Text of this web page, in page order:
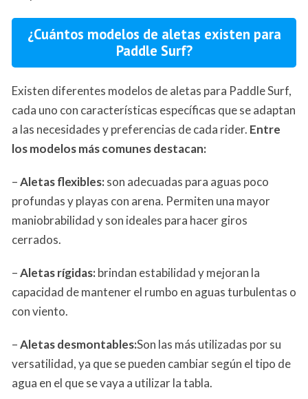
¿Cuántos modelos de aletas existen para
Paddle Surf?
Existen diferentes modelos de aletas para Paddle Surf,
cada uno con características específicas que se adaptan
a las necesidades y preferencias de cada rider. Entre
los modelos más comunes destacan:
–Aletas flexibles:son adecuadas para aguas poco
profundas y playas con arena. Permiten una mayor
maniobrabilidad y son ideales para hacer giros
cerrados.
–Aletas rígidas:brindan estabilidad y mejoran la
capacidad de mantener el rumbo en aguas turbulentas o
con viento.
–Aletas desmontables:Son las más utilizadas por su
versatilidad, ya que se pueden cambiar según el tipo de
agua en el que se vaya a utilizar la tabla.